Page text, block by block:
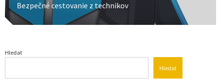
Next
post:
Bezpečné cestovanie z technikov
Hledat
Hledat